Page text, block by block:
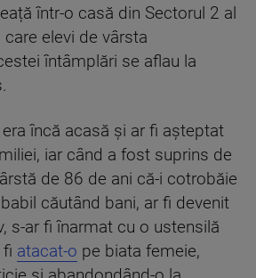
într-o casă din Sectorul 2 al
care elevi de vârsta
întâmplări se aflau la
încă acasă și ar fi așteptat
iar când a fost suprins de
de 86 de ani că-i cotrobăie
căutând bani, ar fi devenit
s-ar fi înarmat cu o ustensilă
fi atacat-o pe biata femeie,